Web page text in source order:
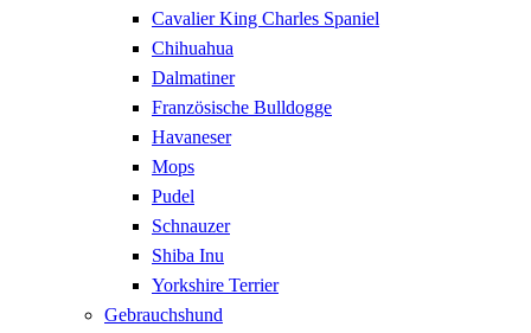
Cavalier King Charles Spaniel
Chihuahua
Dalmatiner
Französische Bulldogge
Havaneser
Mops
Pudel
Schnauzer
Shiba Inu
Yorkshire Terrier
Gebrauchshund